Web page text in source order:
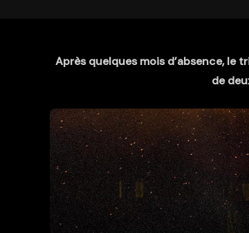
Après quelques mois d’absence, le
de